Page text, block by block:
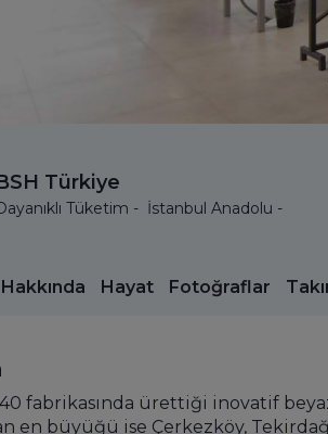
Türkiye
Tüketim - İstanbul Anadolu -
Hakkında Hayat Fotoğraflar
fabrikasında ürettiği inovatif
en büyüğü ise Çerkezköy,